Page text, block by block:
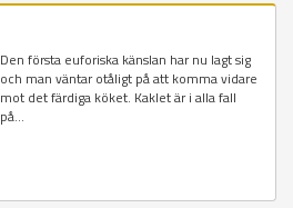
Den första euforiska känslan har nu lagt sig
och man väntar otåligt på att komma vidare
mot det färdiga köket. Kaklet är i alla fall
på...